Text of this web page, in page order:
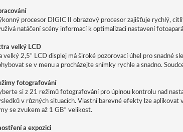
procesor DIGIC II obrazový procesor zajišťuje rychlý,
natáčení scény informací k optimalizaci nastavení
velký LCD
velký 2,5" LCD displej má široké pozorovací úhel pro snadné
se v menu a procházejte snímky rychle a snadno.
fotografování
si z 21 režimů fotografování pro úplnou kontrolu nad
v různých situacích. Vlastní barevné efekty lze
se zvukem až 1 GB* velikost.
a expozici